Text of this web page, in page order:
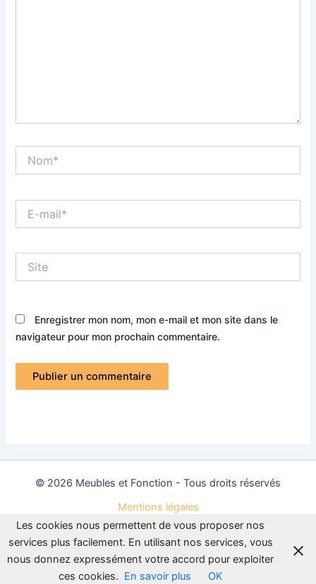
mail*
Enregistrer mon nom, mon e-mail et mon site dans le
navigateur pour mon prochain commentaire.
© 2026 Meubles et Fonction - Tous droits réservés
Mentions légales
Politique de confidentialité
Plan du site
Contact
Les cookies nous permettent de vous proposer nos
services plus facilement. En utilisant nos services, vous
nous donnez expressément votre accord pour exploiter
ces cookies. En savoir plus OK